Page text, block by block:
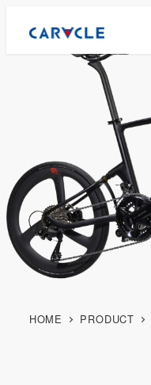
HOME PRODUCT